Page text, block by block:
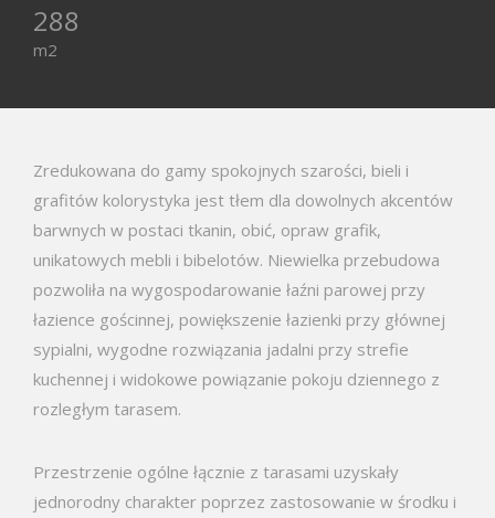
288
m2
Zredukowana do gamy spokojnych szarości, bieli i
grafitów kolorystyka jest tłem dla dowolnych akcentów
barwnych w postaci tkanin, obić, opraw grafik,
unikatowych mebli i bibelotów. Niewielka przebudowa
pozwoliła na wygospodarowanie łaźni parowej przy
łazience gościnnej, powiększenie łazienki przy głównej
sypialni, wygodne rozwiązania jadalni przy strefie
kuchennej i widokowe powiązanie pokoju dziennego z
rozległym tarasem.
Przestrzenie ogólne łącznie z tarasami uzyskały
jednorodny charakter poprzez zastosowanie w środku i